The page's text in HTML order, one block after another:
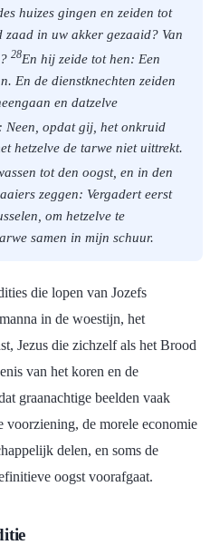
huizes gingen en zeiden tot
in uw akker gezaaid? Van
28En hij zeide tot hen: Een
En de dienstknechten zeiden
en datzelve
Neen, opdat gij, het onkruid
hetzelve de tarwe niet uittrekt.
tot den oogst, en in den
zeggen: Vergadert eerst
om hetzelve te
samen in mijn schuur.
die lopen van Jozefs
in de woestijn, het
Jezus die zichzelf als het Brood
van het koren en de
graanachtige beelden vaak
voorziening, de morele economie
delen, en soms de
oogst voorafgaat.